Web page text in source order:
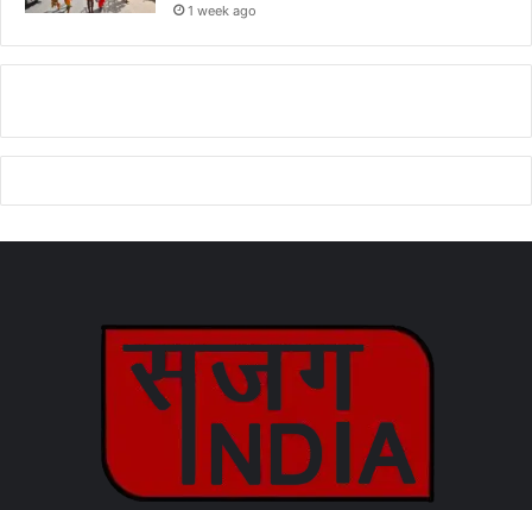
1 week ago